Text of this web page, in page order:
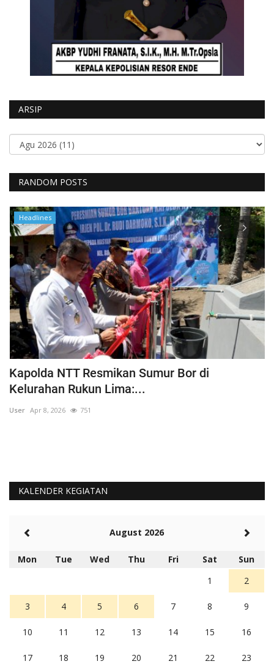
ARSIP
RANDOM POSTS
Headlines
Kapolda NTT Resmikan Sumur Bor di
Kelurahan Rukun Lima:...
User Apr 8, 2026 751
KALENDER KEGIATAN
August 2026
Mon Tue Wed Thu Fri Sat
Sun
1
2
3 4 5 6 7 8 9
10 11 12 13 14 15 16
17 18 19 20 21 22 23